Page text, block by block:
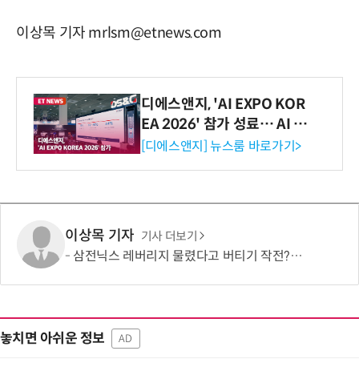
이상목 기자 mrlsm@etnews.com
디에스앤지, 'AI EXPO KOR
EA 2026' 참가 성료… AI 전
생애주기 아우르는 통합 솔루
[디에스앤지] 뉴스룸 바로가기>
이상목 기자 기사 더보기
삼전닉스 레버리지 물렸다고 버티기 작전?…원금회복 하겠다고 감정 매매?
놓치면 아쉬운 정보 AD